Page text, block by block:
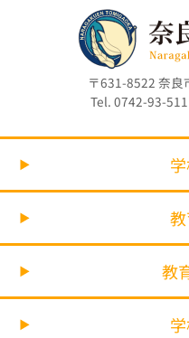
〒631-8522 奈良
Tel. 0742-93-
教